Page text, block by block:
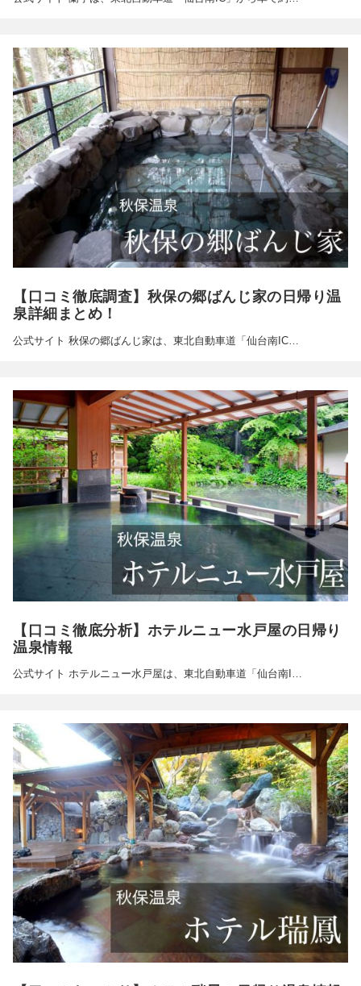
【口コミ徹底調査】秋保の郷ばんじ家の日帰り温
泉詳細まとめ！
公式サイト 秋保の郷ばんじ家は、東北自動車道「仙台南IC…
【口コミ徹底分析】ホテルニュー水戸屋の日帰り
温泉情報
公式サイト ホテルニュー水戸屋は、東北自動車道「仙台南I…